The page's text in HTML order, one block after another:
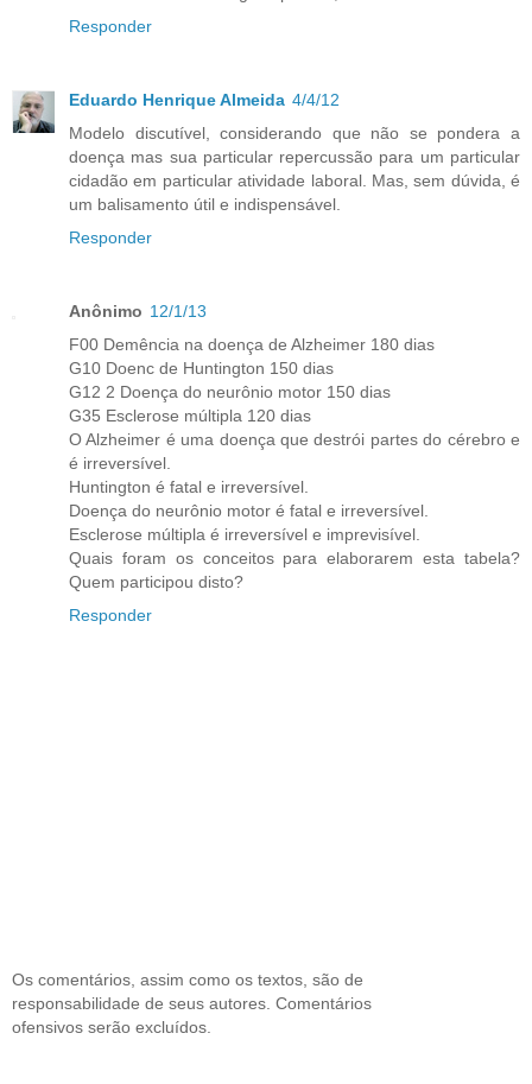
Responder
Eduardo Henrique Almeida 4/4/12
Modelo discutível, considerando que não se pondera a
doença mas sua particular repercussão para um particular
cidadão em particular atividade laboral. Mas, sem dúvida, é
um balisamento útil e indispensável.
Responder
Anônimo 12/1/13
F00 Demência na doença de Alzheimer 180 dias
G10 Doenc de Huntington 150 dias
G12 2 Doença do neurônio motor 150 dias
G35 Esclerose múltipla 120 dias
O Alzheimer é uma doença que destrói partes do cérebro e
é irreversível.
Huntington é fatal e irreversível.
Doença do neurônio motor é fatal e irreversível.
Esclerose múltipla é irreversível e imprevisível.
Quais foram os conceitos para elaborarem esta tabela?
Quem participou disto?
Responder
Os comentários, assim como os textos, são de
responsabilidade de seus autores. Comentários
ofensivos serão excluídos.